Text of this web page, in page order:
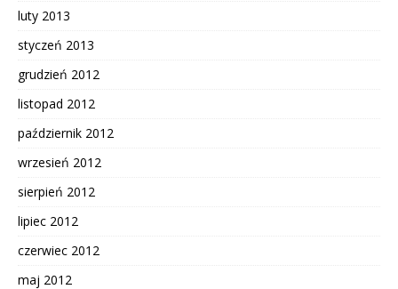
luty 2013
styczeń 2013
grudzień 2012
listopad 2012
październik 2012
wrzesień 2012
sierpień 2012
lipiec 2012
czerwiec 2012
maj 2012